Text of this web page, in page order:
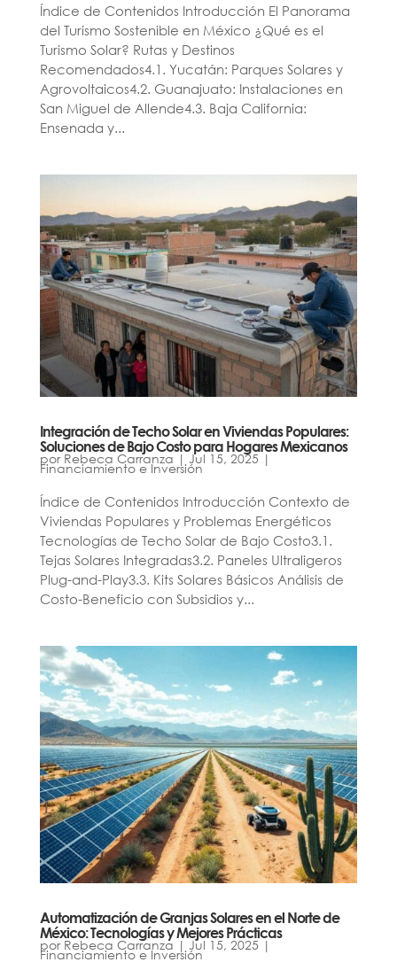
Índice de Contenidos Introducción El Panorama
del Turismo Sostenible en México ¿Qué es el
Turismo Solar? Rutas y Destinos
Recomendados4.1. Yucatán: Parques Solares y
Agrovoltaicos4.2. Guanajuato: Instalaciones en
San Miguel de Allende4.3. Baja California:
Ensenada y...
Integración de Techo Solar en Viviendas Populares:
Soluciones de Bajo Costo para Hogares Mexicanos
por Rebeca Carranza | Jul 15, 2025 |
Financiamiento e Inversión
Índice de Contenidos Introducción Contexto de
Viviendas Populares y Problemas Energéticos
Tecnologías de Techo Solar de Bajo Costo3.1.
Tejas Solares Integradas3.2. Paneles Ultraligeros
Plug-and-Play3.3. Kits Solares Básicos Análisis de
Costo-Beneficio con Subsidios y...
Automatización de Granjas Solares en el Norte de
México: Tecnologías y Mejores Prácticas
por Rebeca Carranza | Jul 15, 2025 |
Financiamiento e Inversión